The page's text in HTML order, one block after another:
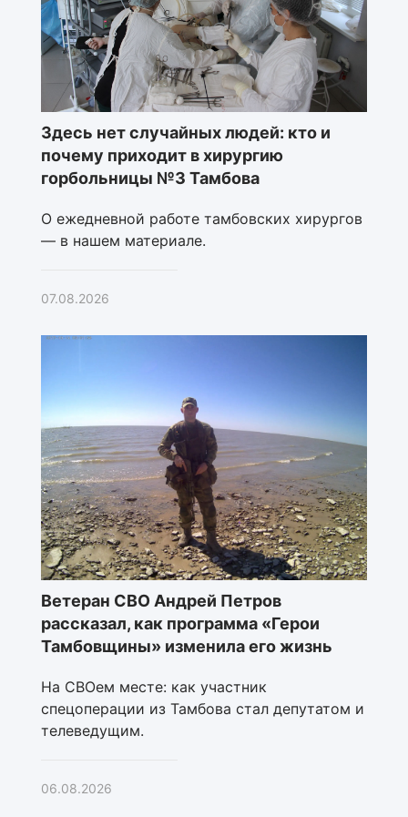
Здесь нет случайных людей: кто и
почему приходит в хирургию
горбольницы №3 Тамбова
О ежедневной работе тамбовских хирургов
— в нашем материале.
07.08.2026
Ветеран СВО Андрей Петров
рассказал, как программа «Герои
Тамбовщины» изменила его жизнь
На СВОем месте: как участник
спецоперации из Тамбова стал депутатом и
телеведущим.
06.08.2026